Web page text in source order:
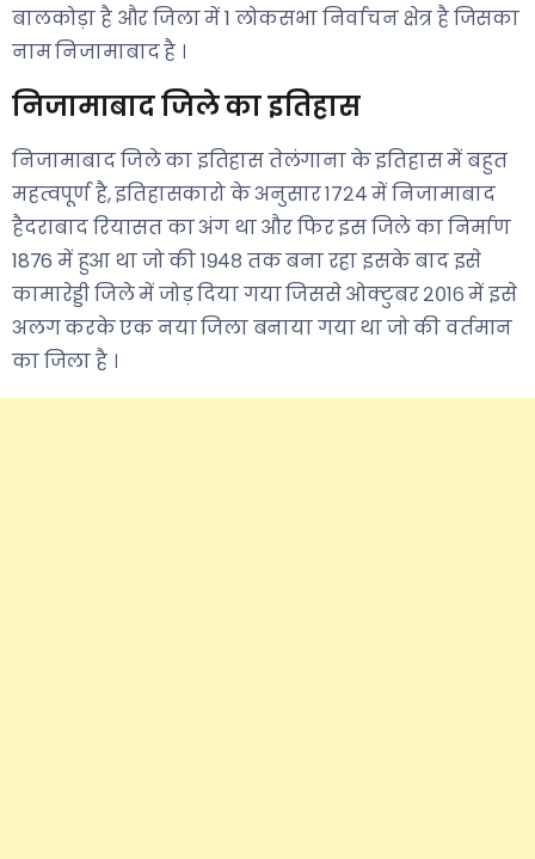
बालकोड़ा है और जिला में 1 लोकसभा निर्वाचन क्षेत्र है जिसका
नाम निजामाबाद है ।
निजामाबाद जिले का इतिहास
निजामाबाद जिले का इतिहास तेलंगाना के इतिहास में बहुत
महत्वपूर्ण है, इतिहासकारो के अनुसार १७२४ में निजामाबाद
हैदराबाद रियासत का अंग था और फिर इस जिले का निर्माण
1876 में हुआ था जो की १९४८ तक बना रहा इसके बाद इसे
कामारेड्डी जिले में जोड़ दिया गया जिससे ओक्टुबर २०१६ में इसे
अलग करके एक नया जिला बनाया गया था जो की वर्तमान
का जिला है ।